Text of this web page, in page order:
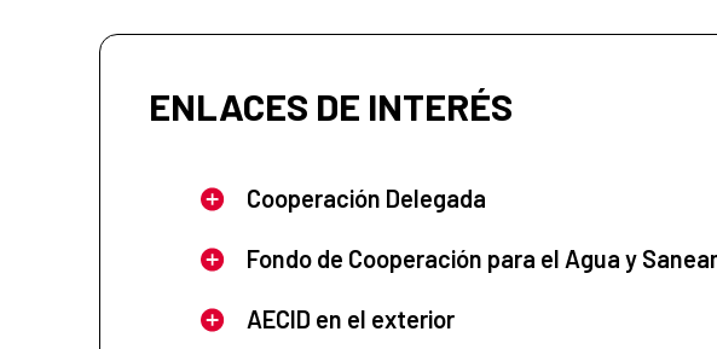
ENLACES DE INTERÉS
Cooperación Delegada
Fondo de Cooperación para el Agua y
AECID en el exterior